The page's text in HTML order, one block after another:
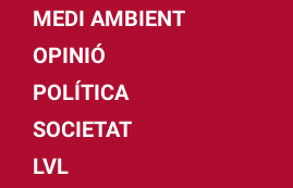
MEDI AMBIENT
OPINIÓ
POLÍTICA
SOCIETAT
LVL